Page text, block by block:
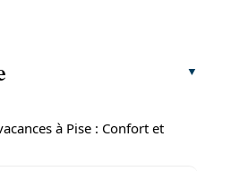
à Pise : Confort et